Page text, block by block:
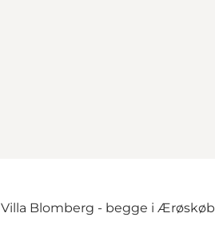
Villa Blomberg - begge i